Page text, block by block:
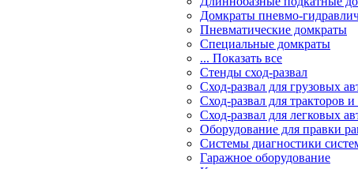
Домкраты пневмо-
Пневматические домкраты
Специальные домкраты
... Показать все
Стенды сход-развал
Сход-развал для грузовых
Сход-развал для тракторов и
Сход-развал для легковых
Оборудование для правки
Системы диагностики
Гаражное оборудование